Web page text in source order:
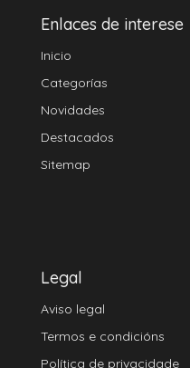
Enlaces de interese
Inicio
Categorías
Novidades
Destacados
Sitemap
Legal
Aviso legal
Termos e condicións
Política de privacidade